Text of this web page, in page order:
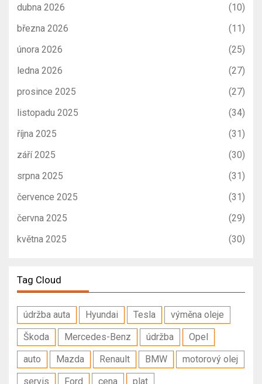
dubna 2026
(10)
března 2026
(11)
února 2026
(25)
ledna 2026
(27)
prosince 2025
(27)
listopadu 2025
(34)
října 2025
(31)
září 2025
(30)
srpna 2025
(31)
července 2025
(31)
června 2025
(29)
května 2025
(30)
Tag Cloud
údržba auta Hyundai Tesla
výměna oleje
Škoda
Mercedes-Benz údržba
Opel
auto
Mazda Renault BMW
motorový olej
servis
Ford cena plat